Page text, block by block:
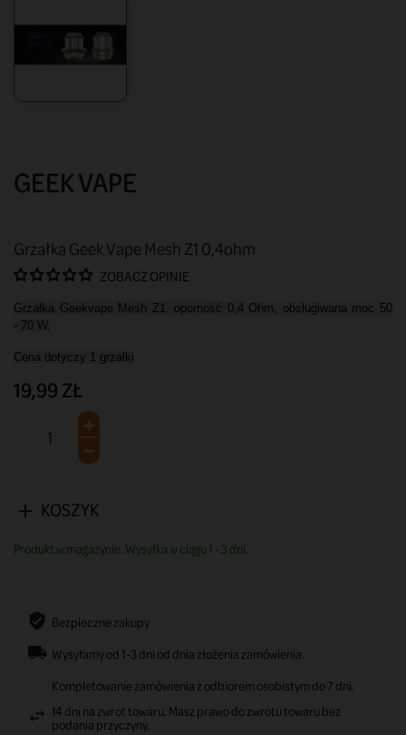
GEEK VAPE
Grzałka Geek Vape Mesh Z1 0,4ohm
ZOBACZ OPINIE
Grzałka Geekvape Mesh Z1, oporność 0,4 Ohm, obsługiwana moc 50
- 70 W.
Cena dotyczy 1 grzałki
19,99 ZŁ
KOSZYK
Produkt w magazynie. Wysyłka w ciągu 1 - 3 dni.
Bezpieczne zakupy
Wysyłamy od 1-3 dni od dnia złożenia zamówienia.
Kompletowanie zamówienia z odbiorem osobistym do 7 dni.
14 dni na zwrot towaru. Masz prawo do zwrotu towaru bez
podania przyczyny.